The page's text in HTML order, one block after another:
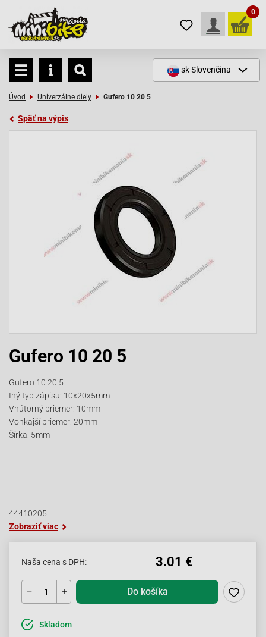
0
skSlovenčina
Úvod Univerzálne diely Gufero 10 20 5
Späť na výpis
Gufero 10 20 5
Gufero 10 20 5
Iný typ zápisu: 10x20x5mm
Vnútorný priemer: 10mm
Vonkajší priemer: 20mm
Šírka: 5mm
44410205
Zobraziť viac
Naša cena s DPH: 3.01 €
Do košíka
Skladom